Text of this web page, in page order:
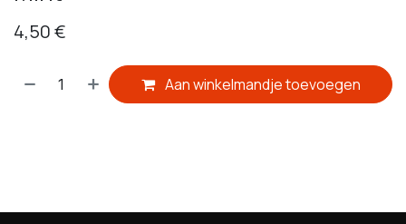
4,50€
Aan winkelmandje toevoegen